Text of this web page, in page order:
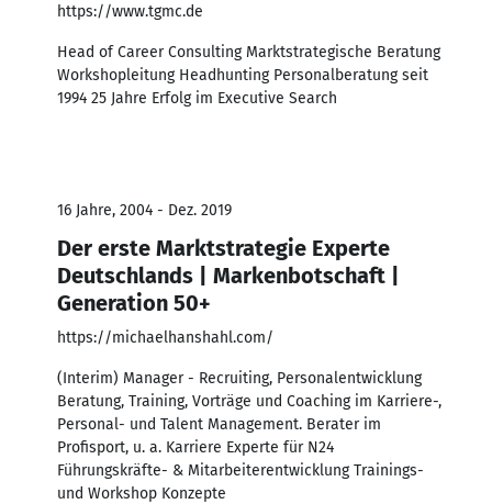
https://www.tgmc.de
Head of Career Consulting Marktstrategische Beratung
Workshopleitung Headhunting Personalberatung seit
1994 25 Jahre Erfolg im Executive Search
16 Jahre, 2004 - Dez. 2019
Der erste Marktstrategie Experte
Deutschlands | Markenbotschaft |
Generation 50+
https://michaelhanshahl.com/
(Interim) Manager - Recruiting, Personalentwicklung
Beratung, Training, Vorträge und Coaching im Karriere-,
Personal- und Talent Management. Berater im
Profisport, u. a. Karriere Experte für N24
Führungskräfte- & Mitarbeiterentwicklung Trainings-
und Workshop Konzepte